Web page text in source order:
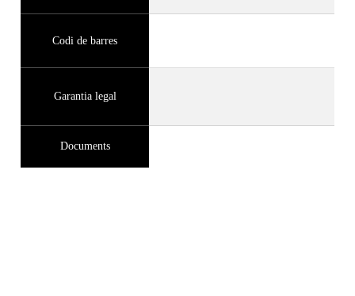
Codi de barres
Garantia legal
Documents